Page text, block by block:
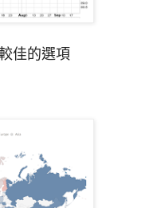
佳的選項